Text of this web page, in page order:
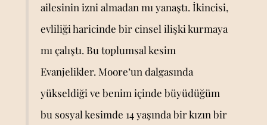
ailesinin izni almadan mı yanaştı. İkincisi,
evliliği haricinde bir cinsel ilişki kurmaya
mı çalıştı. Bu toplumsal kesim
Evanjelikler. Moore’un dalgasında
yükseldiği ve benim içinde büyüdüğüm
bu sosyal kesimde 14 yaşında bir kızın bir